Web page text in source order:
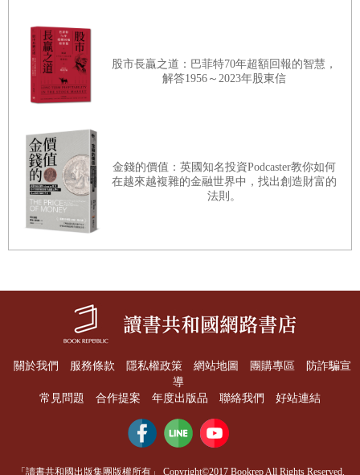
7.7 ｜餵養新世界
7.8 ｜第三騎士的長騎路
過去幾十年的世界是我們這輩子有過最好的世界。現在這個
世界不再變得更便宜、更好和更快，而是正在迅速地變成一
個更昂貴、更糟糕和更緩慢的世界。因為這個世界——我們
我似乎太快說這些了。
在許多方面本書是我寫過的最典型的「我的」書。我的研究
果。人口學研究的是人口結構。青少年的行為和三十幾歲的
人以及五十幾歲、七十幾歲的人不同。我把這兩個不同的主
題混合起來以預測未來。我的前三本書討論的正是國家的衰
亡和崛起，探究的是世界未來的「大圖像」。
股市長贏之道：巴菲特70年超額回報的智慧，
解答1956～2023年股東信
金錢的價值：英國知名投資Podcaster教你如何
在越來越複雜的金融世界中，找出創造財富的
法則。
關於我們 服務條款 隱私權政策 網站地圖 團購專區
防詐騙宣
導
常見問題
合作提案 年度出版品 聯絡我們 好站連結
「讀書共和國出版集團版權所有」 Copyright©2017 Bookrep All Rights Reserved.